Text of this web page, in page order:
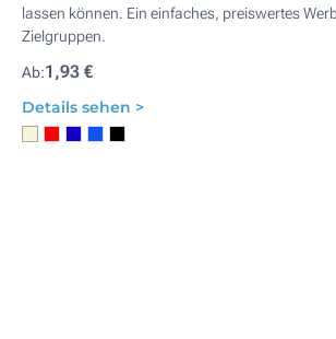
lassen können. Ein einfaches, preiswertes
Zielgruppen.
Ab:1,93 €
Details sehen >